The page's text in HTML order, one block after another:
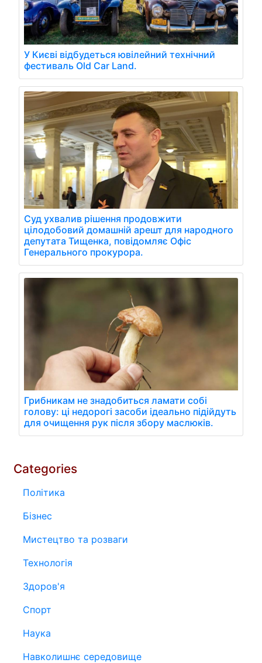
У Києві відбудеться ювілейний технічний
фестиваль Old Car Land.
Суд ухвалив рішення продовжити
цілодобовий домашній арешт для народного
депутата Тищенка, повідомляє Офіс
Генерального прокурора.
Грибникам не знадобиться ламати собі
голову: ці недорогі засоби ідеально підійдуть
для очищення рук після збору маслюків.
Categories
Політика
Бізнес
Мистецтво та розваги
Технологія
Здоров'я
Спорт
Наука
Навколишнє середовище